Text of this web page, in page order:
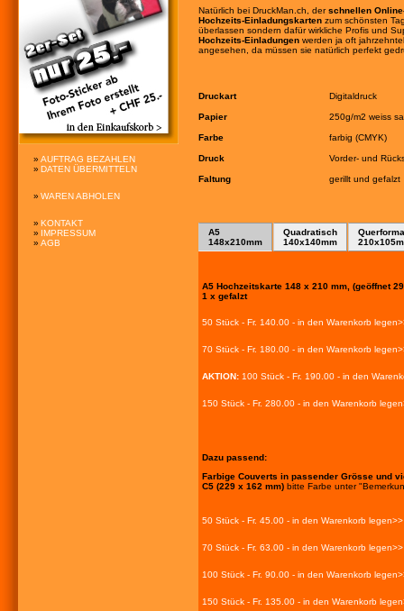
» AUFTRAG BEZAHLEN
» DATEN ÜBERMITTELN
» WAREN ABHOLEN
» KONTAKT
» IMPRESSUM
» AGB
Natürlich bei DruckMan.ch, derschnellen
Hochzeits-Einladungskarten zum schönsten
überlassen sondern dafür wirkliche Profis und
Hochzeits-Einladungen werden ja oft
angesehen, da müssen sie natürlich perfekt
Druckart Digitaldruck
Papier 250g/m2 weiss
Farbe farbig (CMYK)
Druck Vorder- und
Faltung gerillt und gefalzt
A5
148x210mm
Quadratisch
140x140mm
A5 Hochzeitskarte 148 x 210 mm, (geöffnet
1 x gefalzt
50 Stück - Fr. 140.00 - in den Warenkorb
70 Stück - Fr. 180.00 - in den Warenkorb
AKTION: 100 Stück - Fr. 190.00 - in den
150 Stück - Fr. 280.00 - in den Warenkorb
Dazu passend:
Farbige Couverts in passender Grösse und
C5 (229 x 162 mm) bitte Farbe unter
50 Stück - Fr. 45.00 - in den Warenkorb legen>>
70 Stück - Fr. 63.00 - in den Warenkorb legen>>
100 Stück - Fr. 90.00 - in den Warenkorb
150 Stück - Fr. 135.00 - in den Warenkorb